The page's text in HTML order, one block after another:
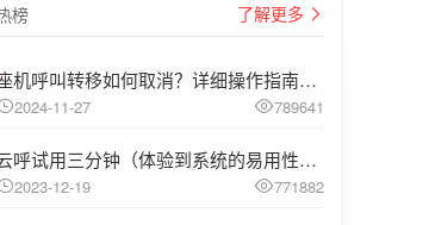
榜 了解更多
座机呼叫转移如何取消？详细操作指南介绍
2024-11-27 789641
云呼试用三分钟（体验到系统的易用性和高效性）
2023-12-19 771882